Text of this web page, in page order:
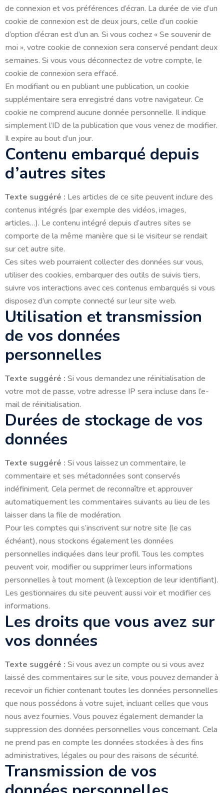
de connexion et vos préférences d’écran. La durée de vie d’un
cookie de connexion est de deux jours, celle d’un cookie
d’option d’écran est d’un an. Si vous cochez « Se souvenir de
moi », votre cookie de connexion sera conservé pendant deux
semaines. Si vous vous déconnectez de votre compte, le
cookie de connexion sera effacé.
En modifiant ou en publiant une publication, un cookie
supplémentaire sera enregistré dans votre navigateur. Ce
cookie ne comprend aucune donnée personnelle. Il indique
simplement l’ID de la publication que vous venez de modifier.
Il expire au bout d’un jour.
Contenu embarqué depuis
d’autres sites
Texte suggéré : Les articles de ce site peuvent inclure des
contenus intégrés (par exemple des vidéos, images,
articles…). Le contenu intégré depuis d’autres sites se
comporte de la même manière que si le visiteur se rendait
sur cet autre site.
Ces sites web pourraient collecter des données sur vous,
utiliser des cookies, embarquer des outils de suivis tiers,
suivre vos interactions avec ces contenus embarqués si vous
disposez d’un compte connecté sur leur site web.
Utilisation et transmission
de vos données
personnelles
Texte suggéré : Si vous demandez une réinitialisation de
votre mot de passe, votre adresse IP sera incluse dans l’e-
mail de réinitialisation.
Durées de stockage de vos
données
Texte suggéré : Si vous laissez un commentaire, le
commentaire et ses métadonnées sont conservés
indéfiniment. Cela permet de reconnaître et approuver
automatiquement les commentaires suivants au lieu de les
laisser dans la file de modération.
Pour les comptes qui s’inscrivent sur notre site (le cas
échéant), nous stockons également les données
personnelles indiquées dans leur profil. Tous les comptes
peuvent voir, modifier ou supprimer leurs informations
personnelles à tout moment (à l’exception de leur identifiant).
Les gestionnaires du site peuvent aussi voir et modifier ces
informations.
Les droits que vous avez sur
vos données
Texte suggéré : Si vous avez un compte ou si vous avez
laissé des commentaires sur le site, vous pouvez demander à
recevoir un fichier contenant toutes les données personnelles
que nous possédons à votre sujet, incluant celles que vous
nous avez fournies. Vous pouvez également demander la
suppression des données personnelles vous concernant. Cela
ne prend pas en compte les données stockées à des fins
administratives, légales ou pour des raisons de sécurité.
Transmission de vos